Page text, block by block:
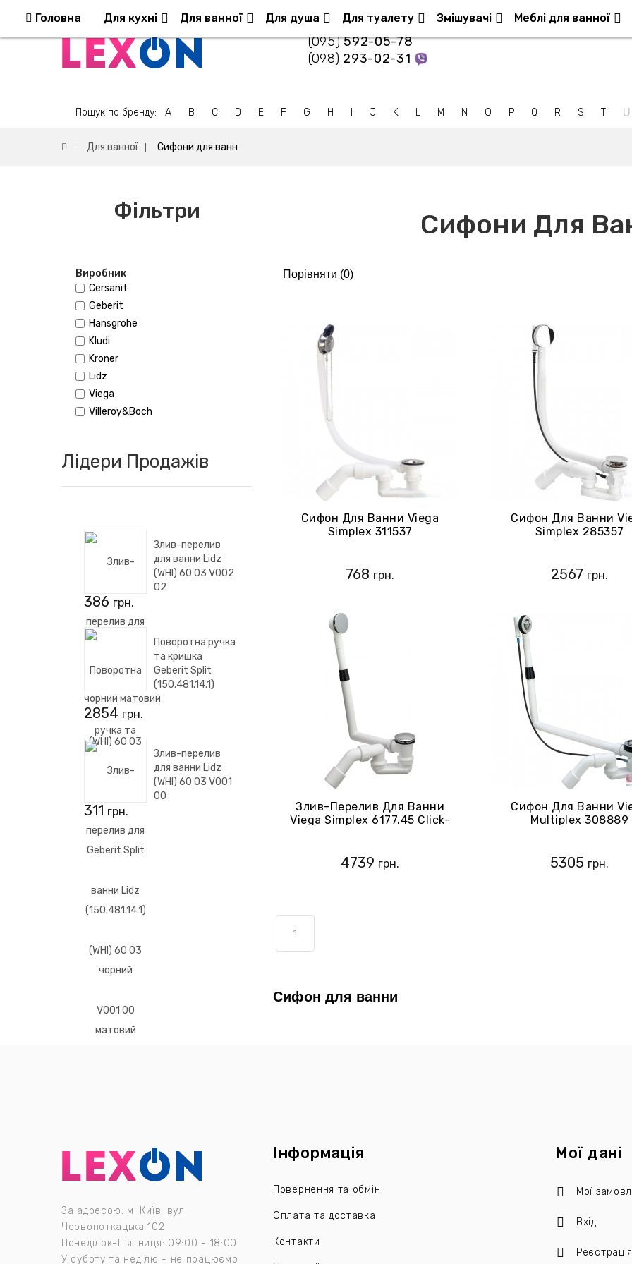
(095)592-05-78
(098) 293-02-31
Головна Для кухні Для ванної Для душа Для туалету Змішувачі Меблі для ванної
Пошук по бренду: A B C D E F G H J K L M N O P Q R S T U
Для ванної Сифони для ванн
Сифони Для
Порівняти (0)
Сифон Для Ванни Viega
Simplex 311537
768 грн.
Сифон Для Ванни
Simplex 285357
2567 грн.
Злив-Перелив Для Ванни
Viega Simplex 6177.45 Click-
4739 грн.
Сифон Для Ванни
Multiplex 308889
5305 грн.
1
Сифон для ванни
Фільтри
Виробник
Cersanit
Geberit
Hansgrohe
Kludi
Kroner
Lidz
Viega
Villeroy&Boch
Лідери Продажів
Злив-перелив
для ванни Lidz
(WHI) 60 03 V002
02
386 грн.
Поворотна ручка
та кришка
Geberit Split
(150.481.14.1)
чорний матовий
2854 грн.
Злив-перелив
для ванни Lidz
(WHI) 60 03 V001
00
311 грн.
За адресою: м. Київ, вул.
Червоноткацька 102
Понеділок-П'ятниця: 09:00 - 18:00
У суботу та неділю - не працюємо
Інформація
Повернення та обмін
Оплата та доставка
Контакти
Мої дані
Мої
Вхід
Реєстрація